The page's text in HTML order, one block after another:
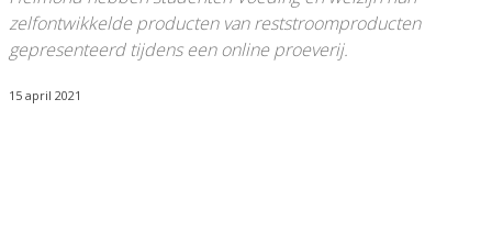
zelfontwikkelde producten van reststroomproducten
gepresenteerd tijdens een online proeverij.
15 april 2021